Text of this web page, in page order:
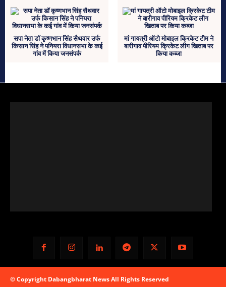
सपा नेता डॉ कृष्णभान सिंह सैथवार उर्फ
किसान सिंह ने पनियरा विधानसभा के कई
गांव में किया जनसंपर्क
मां गायत्री ऑटो मोबाइल क्रिकेट टीम ने
बारीगाव पीरियम क्रिकेट लीग खिताब पर
किया कब्जा
© Copyright Dabangbharat News All Rights Reserved